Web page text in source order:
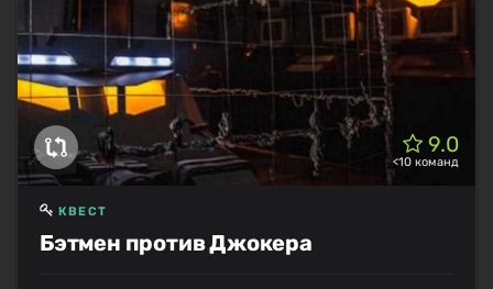
9.0
<10 команд
Бэтмен против Джокера
КВЕСТ